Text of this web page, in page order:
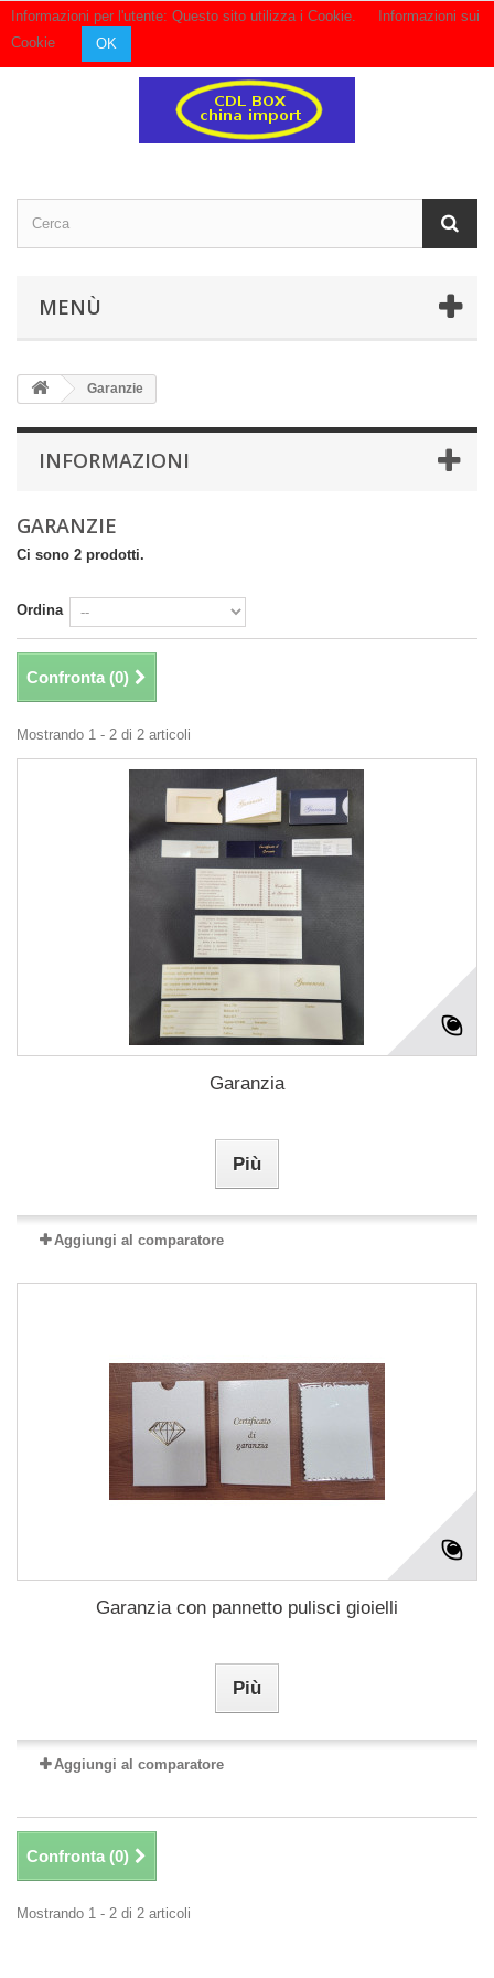
MENÙ
Garanzie
INFORMAZIONI
GARANZIE
Ci sono 2 prodotti.
Ordina
Confronta (0)
Mostrando 1 - 2 di 2 articoli
Garanzia
Più
Aggiungi al comparatore
Garanzia con pannetto pulisci gioielli
Più
Aggiungi al comparatore
Confronta (0)
Mostrando 1 - 2 di 2 articoli
Informazioni per l'utente: Questo sito utilizza i Cookie.
Informazioni sui
Cookie
OK